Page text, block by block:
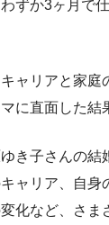
ずか3ヶ月で
ャリアと家庭
に直面した結
き子さんの結
ャリア、自身
化など、さま